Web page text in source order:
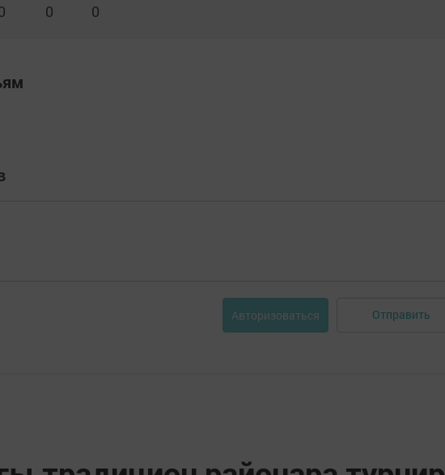
0 0
Авторизоваться Отправить